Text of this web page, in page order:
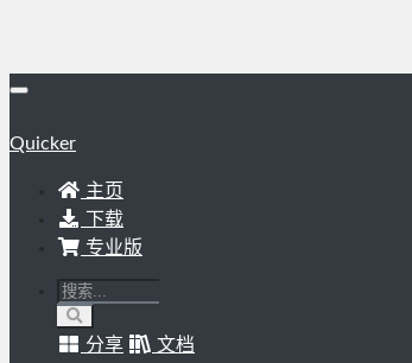
Quicker
主页
下载
专业版
分享
文档